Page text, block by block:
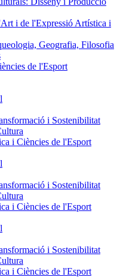
i de l'Expressió Artística i
Geografia, Filosofia
de l'Esport
i Sostenibilitat
i Ciències de l'Esport
i Sostenibilitat
i Ciències de l'Esport
i Sostenibilitat
i Ciències de l'Esport